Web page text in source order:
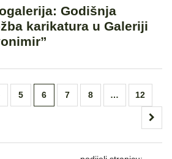
Godišnja
karikatura u Galeriji
5 6 7 8 … 12